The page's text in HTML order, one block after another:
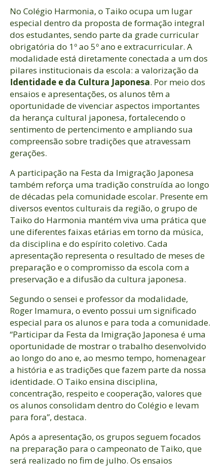
No Colégio Harmonia, o Taiko ocupa um lugar
especial dentro da proposta de formação integral
dos estudantes, sendo parte da grade curricular
obrigatória do 1º ao 5º ano e extracurricular. A
modalidade está diretamente conectada a um dos
pilares institucionais da escola: a valorização da
Identidade e da Cultura Japonesa. Por meio dos
ensaios e apresentações, os alunos têm a
oportunidade de vivenciar aspectos importantes
da herança cultural japonesa, fortalecendo o
sentimento de pertencimento e ampliando sua
compreensão sobre tradições que atravessam
gerações.
A participação na Festa da Imigração Japonesa
também reforça uma tradição construída ao longo
de décadas pela comunidade escolar. Presente em
diversos eventos culturais da região, o grupo de
Taiko do Harmonia mantém viva uma prática que
une diferentes faixas etárias em torno da música,
da disciplina e do espírito coletivo. Cada
apresentação representa o resultado de meses de
preparação e o compromisso da escola com a
preservação e a difusão da cultura japonesa.
Segundo o sensei e professor da modalidade,
Roger Imamura, o evento possui um significado
especial para os alunos e para toda a comunidade.
“Participar da Festa da Imigração Japonesa é uma
oportunidade de mostrar o trabalho desenvolvido
ao longo do ano e, ao mesmo tempo, homenagear
a história e as tradições que fazem parte da nossa
identidade. O Taiko ensina disciplina,
concentração, respeito e cooperação, valores que
os alunos consolidam dentro do Colégio e levam
para fora”, destaca.
Após a apresentação, os grupos seguem focados
na preparação para o campeonato de Taiko, que
será realizado no fim de julho. Os ensaios